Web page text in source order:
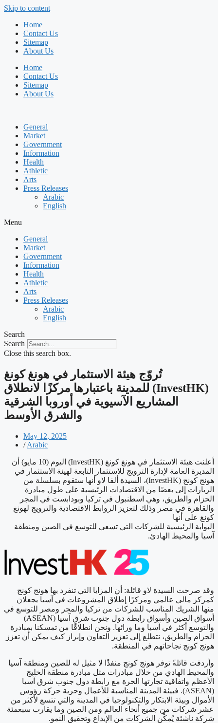
Skip to content
Home
Contact Us
Sitemap
About Us
Home
Contact Us
Sitemap
About Us
General
Market
Government
Information
Health
Athletic
Arts
Press Releases
Arabic
English
Menu
General
Market
Government
Information
Health
Athletic
Arts
Press Releases
Arabic
English
Search
Search
Close this search box.
‫تُروّج هيئة الاستثمار في هونغ كونغ
(InvestHK) للمدينة باعتبارها مركزًا لانطلاق
المشاريع الآسيوية في أوروبا الشرقية
والشرق الأوسط
May 12, 2025
/ Arabic
أعلنت هيئة الاستثمار في هونغ كونغ (InvestHK) اليوم (10 مايو) أن
المديرة العامة لإدارة الترويج للاستثمار التابعة لهيئة الاستثمار في
هونج كونج (InvestHK)، السيدة ألفا لاو أنها ستقوم بسلسلة من
الزيارات إلى بعضًا من الاقتصادات الرئيسية على طول مبادرة
الحزام والطريق، وهي اسطنبول في تركيا وبودابست في المجر
والقاهرة في مصر وذلك لتعزيز الروابط الاقتصادية والترويج لهونغ
كونغ على أنها
البوابة الرئيسية للشركات التي تسعى للتوسع في الصين ومنطقة
آسيا والمحيط الهادئ.
وقد صرحت السيدة لاو قائلة: أن المزايا التي تنفرد بها هونج كونج
كمركز مالي عالمي ومركزًا إطلاق المشروعات في آسيا يجعلان
منها الشريك المناسب للشركات من تركيا والمجر ومصر للتوسع في
أسواق الصين وأسواق رابطة دول جنوب شرق آسيا (ASEAN)
والتوسع أكثر في آسيا وما ورائها. ونحن انطلاقًا من تمسكنا بمبادرة
الحزام والطريق، نتطلع إلى تعزيز التعاون وإبراز كيف يمكن أن تعزز
هونج كونج نجاحاتهم في المنطقة.
وأردفت قائلةً توفر هونج كونج منفذًا لا مثيل له للصين ومنطقة آسيا
والمحيط الهادي من خلال مبادرات مثل مبادرة منطقة الخليج
الأعظم واتفاقية تجارتها الحرة مع رابطة دول جنوب شرق آسيا
(ASEAN). فبيئة المدينة المناسبة للأعمال وحرية حركة رؤوس
الأموال وبيئة الابتكار والتكنولوجيا في المدينة والتي تتسع لأكثر من
عشر شركات من جميع أنحاء العالم ومن الصين وما يقارب سبعمئة
شركة ناشئة يُمكِّن الشركات من الإبداع وتحقيق النمو.